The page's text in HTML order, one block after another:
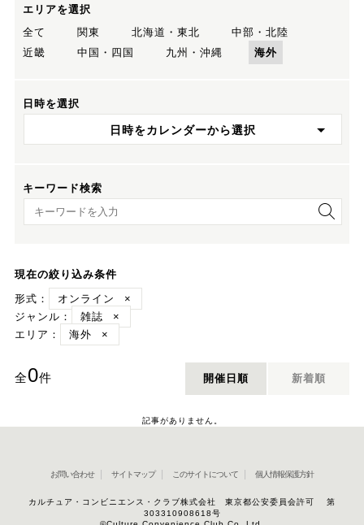
エリアを選択
全て
関東 北海道・東北
中部・北陸
近畿
中国・四国 九州・沖縄 海外
日時を選択
日時をカレンダーから選択
キーワード検索
キーワード検索
現在の絞り込み条件
形式：
オンライン
×
ジャンル：
雑誌
×
エリア：
海外 ×
全0件 開催日順 新着順
記事がありません。
お問い合わせ サイトマップ このサイトについて 個人情報保護方針
カルチュア・コンビニエンス・クラブ株式会社 東京都公安委員会許可 第
303310908618号